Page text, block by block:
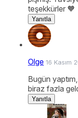
teşekkürler 🧡
Yanıtla
Olge 16 Kasım
Bugün
biraz fazla
Yanıtla